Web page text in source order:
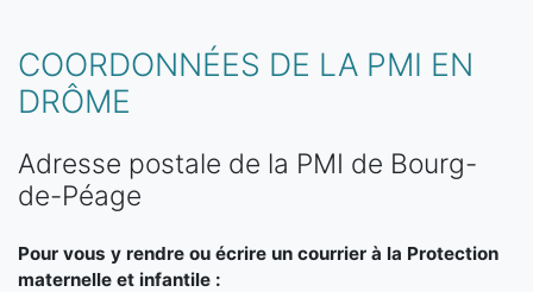
COORDONNÉES DE LA PMI EN
DRÔME
Adresse postale de la PMI de Bourg-
de-Péage
Pour vous y rendre ou écrire un courrier à la Protection
maternelle et infantile :